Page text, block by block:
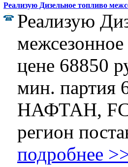
Реализую Дизельное топливо
Реализую
цене 68850
мин. партия
НАФТАН,
регион
подробнее